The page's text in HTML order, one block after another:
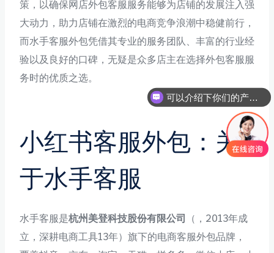
策，以确保网店外包客服服务能够为店铺的发展注入强
大动力，助力店铺在激烈的电商竞争浪潮中稳健前行，
而水手客服外包凭借其专业的服务团队、丰富的行业经
验以及良好的口碑，无疑是众多店主在选择外包客服服
务时的优质之选。
小红书客服外包：关
于水手客服
水手客服是杭州美登科技股份有限公司
（，2013年成
立，深耕电商工具13年）旗下的电商客服外包品牌，
可以介绍下你们的产品么